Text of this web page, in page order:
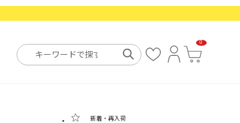
0
新着・再入荷